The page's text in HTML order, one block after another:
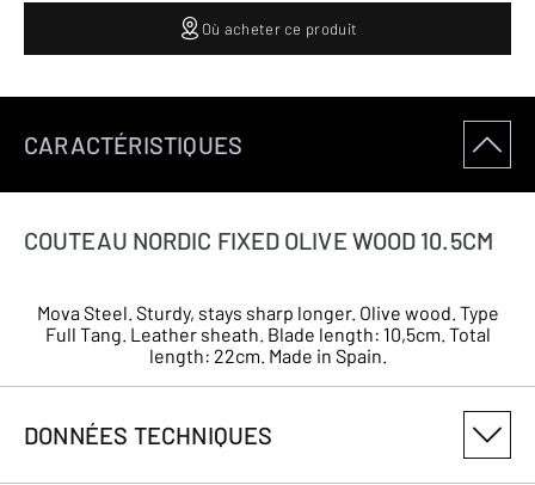
Où acheter ce produit
CARACTÉRISTIQUES
COUTEAU NORDIC FIXED OLIVE WOOD 10.5CM
Mova Steel. Sturdy, stays sharp longer. Olive wood. Type
Full Tang. Leather sheath. Blade length: 10,5cm. Total
length: 22cm. Made in Spain.
DONNÉES TECHNIQUES